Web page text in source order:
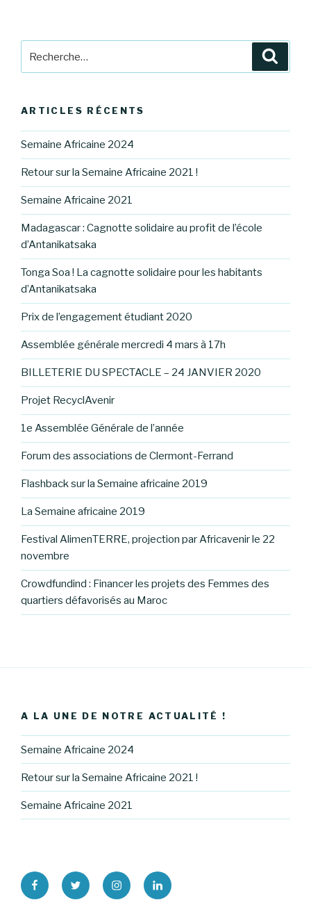
ARTICLES RÉCENTS
Semaine Africaine 2024
Retour sur la Semaine Africaine 2021 !
Semaine Africaine 2021
Madagascar : Cagnotte solidaire au profit de l’école
d’Antanikatsaka
Tonga Soa ! La cagnotte solidaire pour les habitants
d’Antanikatsaka
Prix de l’engagement étudiant 2020
Assemblée générale mercredi 4 mars à 17h
BILLETERIE DU SPECTACLE – 24 JANVIER 2020
Projet RecyclAvenir
1e Assemblée Générale de l’année
Forum des associations de Clermont-Ferrand
Flashback sur la Semaine africaine 2019
La Semaine africaine 2019
Festival AlimenTERRE, projection par Africavenir le 22
novembre
Crowdfundind : Financer les projets des Femmes des
quartiers défavorisés au Maroc
A LA UNE DE NOTRE ACTUALITÉ !
Semaine Africaine 2024
Retour sur la Semaine Africaine 2021 !
Semaine Africaine 2021
https://www.facebook.com/africavenir1/
https://twitter.com/
https://www.instagram.com/
https://www.linkedin.com/
africavenir